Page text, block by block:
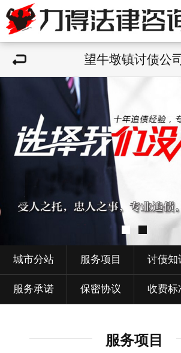
望牛墩镇讨债公司
城市分站 服务项目 讨债知
服务承诺 保密协议 收费标
服务项目